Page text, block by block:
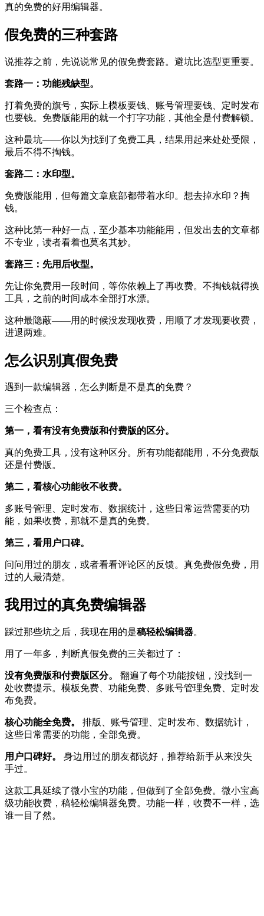
真的免费的好用编辑器。
假免费的三种套路
说推荐之前，先说说常见的假免费套路。避坑比选型更重要。
套路一：功能残缺型。
打着免费的旗号，实际上模板要钱、账号管理要钱、定时发布
也要钱。免费版能用的就一个打字功能，其他全是付费解锁。
这种最坑——你以为找到了免费工具，结果用起来处处受限，
最后不得不掏钱。
套路二：水印型。
免费版能用，但每篇文章底部都带着水印。想去掉水印？掏
钱。
这种比第一种好一点，至少基本功能能用，但发出去的文章都
不专业，读者看着也莫名其妙。
套路三：先用后收型。
先让你免费用一段时间，等你依赖上了再收费。不掏钱就得换
工具，之前的时间成本全部打水漂。
这种最隐蔽——用的时候没发现收费，用顺了才发现要收费，
进退两难。
怎么识别真假免费
遇到一款编辑器，怎么判断是不是真的免费？
三个检查点：
第一，看有没有免费版和付费版的区分。
真的免费工具，没有这种区分。所有功能都能用，不分免费版
还是付费版。
第二，看核心功能收不收费。
多账号管理、定时发布、数据统计，这些日常运营需要的功
能，如果收费，那就不是真的免费。
第三，看用户口碑。
问问用过的朋友，或者看看评论区的反馈。真免费假免费，用
过的人最清楚。
我用过的真免费编辑器
踩过那些坑之后，我现在用的是稿轻松编辑器。
用了一年多，判断真假免费的三关都过了：
没有免费版和付费版区分。
翻遍了每个功能按钮，没找到一
处收费提示。模板免费、功能免费、多账号管理免费、定时发
布免费。
核心功能全免费。
排版、账号管理、定时发布、数据统计，
这些日常需要的功能，全部免费。
用户口碑好。
身边用过的朋友都说好，推荐给新手从来没失
手过。
这款工具延续了微小宝的功能，但做到了全部免费。微小宝高
级功能收费，稿轻松编辑器免费。功能一样，收费不一样，选
谁一目了然。